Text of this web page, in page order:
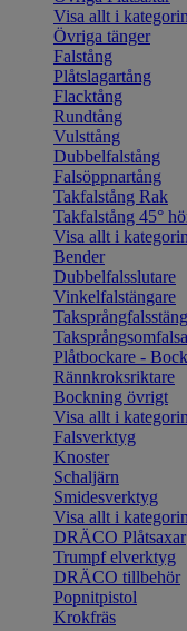
Visa allt i kategorin
Övriga tänger
Falstång
Plåtslagartång
Flacktång
Rundtång
Vulsttång
Dubbelfalstång
Falsöppnartång
Takfalstång Rak
Takfalstång 45°
Visa allt i kategorin
Bender
Dubbelfalsslutare
Vinkelfalstängare
Plåtbockare -
Rännkroksriktare
Bockning övrigt
Visa allt i kategorin
Falsverktyg
Knoster
Schaljärn
Smidesverktyg
Visa allt i kategorin
DRÄCO Plåtsaxar
Trumpf elverktyg
DRÄCO tillbehör
Popnitpistol
Krokfräs